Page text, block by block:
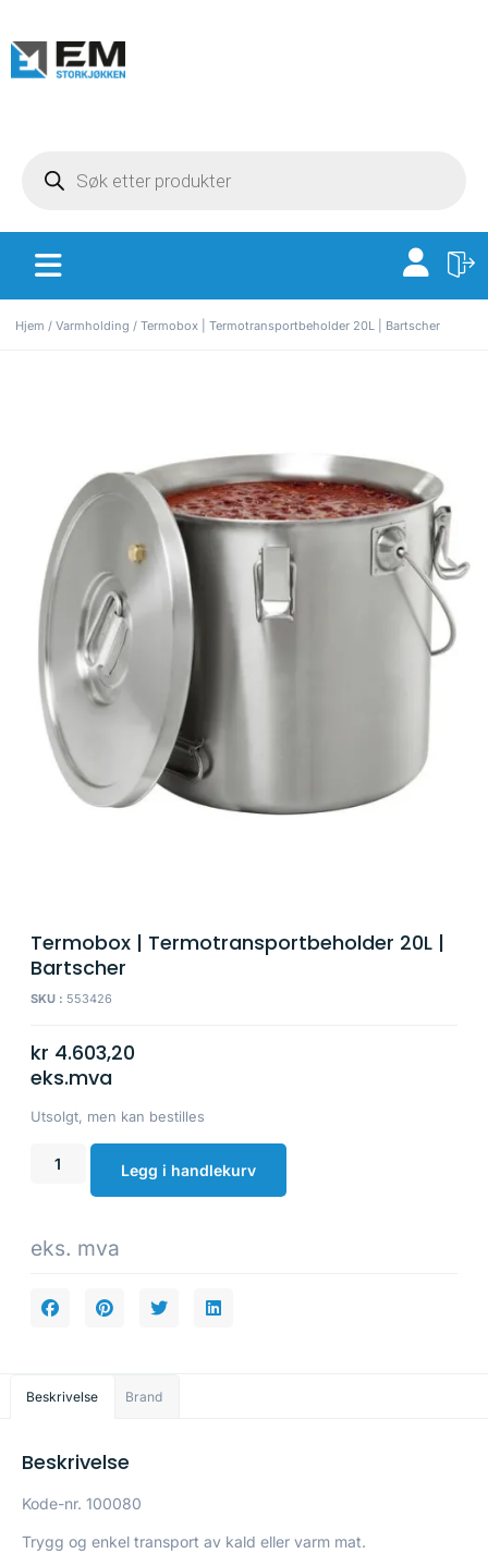
Hjem / Varmholding / Termobox | Termotransportbeholder 20L | Bartscher
Termobox | Termotransportbeholder 20L |
Bartscher
SKU : 553426
kr 4.603,20
eks.mva
Utsolgt, men kan bestilles
Legg i handlekurv
eks. mva
Beskrivelse Brand
Beskrivelse
Kode-nr. 100080
Trygg og enkel transport av kald eller varm mat.